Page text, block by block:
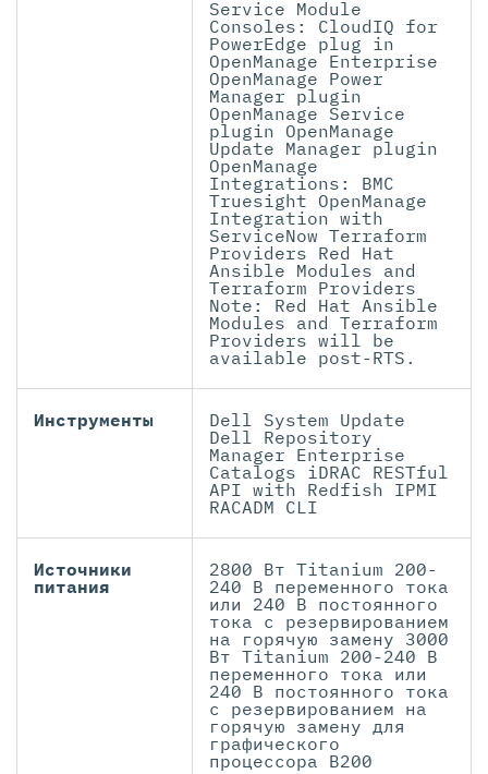
Service Module
Consoles: CloudIQ for
PowerEdge plug in
OpenManage Enterprise
OpenManage Power
Manager plugin
OpenManage Service
plugin OpenManage
Update Manager plugin
OpenManage
Integrations: BMC
Truesight OpenManage
Integration with
ServiceNow Terraform
Providers Red Hat
Ansible Modules and
Terraform Providers
Note: Red Hat Ansible
Modules and Terraform
Providers will be
available post-RTS.
Инструменты
Dell System Update
Dell Repository
Manager Enterprise
Catalogs iDRAC RESTful
API with Redfish IPMI
RACADM CLI
Источники
питания
2800 Вт Titanium 200-
240 В переменного тока
или 240 В постоянного
тока с резервированием
на горячую замену 3000
Вт Titanium 200-240 В
переменного тока или
240 В постоянного тока
с резервированием на
горячую замену для
графического
процессора B200